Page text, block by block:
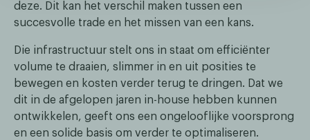
deze. Dit kan het verschil maken tussen een
succesvolle trade en het missen van een kans.
Die infrastructuur stelt ons in staat om efficiënter
volume te draaien, slimmer in en uit posities te
bewegen en kosten verder terug te dringen. Dat we
dit in de afgelopen jaren in-house hebben kunnen
ontwikkelen, geeft ons een ongelooflijke voorsprong
en een solide basis om verder te optimaliseren.